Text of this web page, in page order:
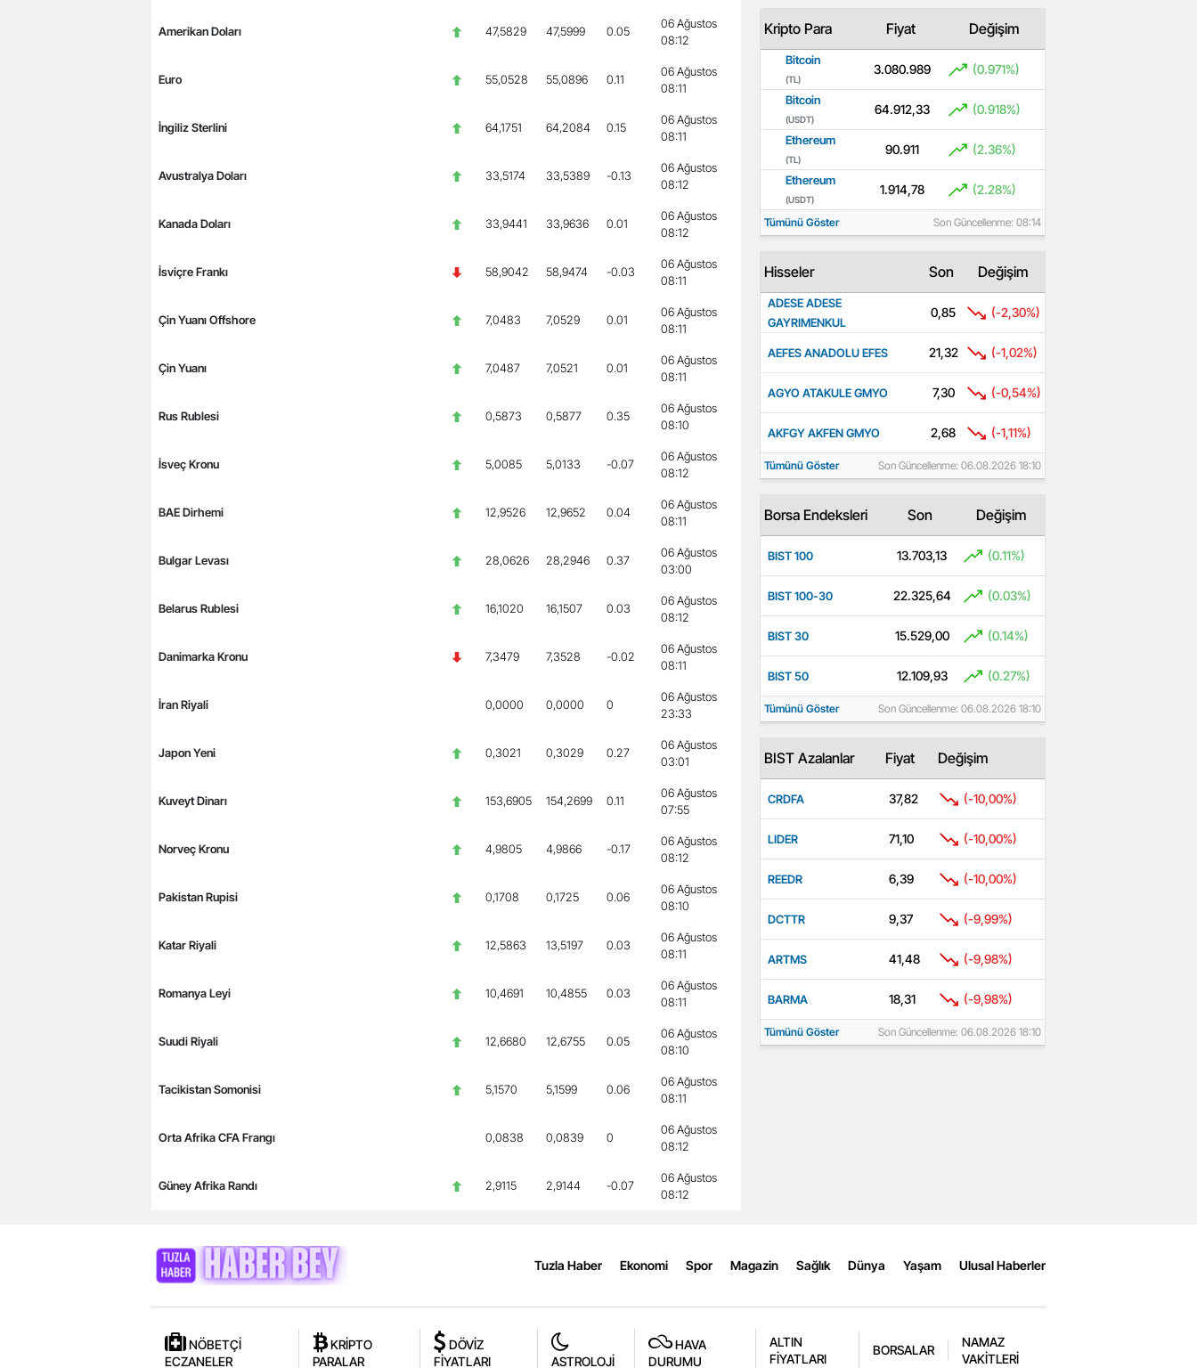
Amerikan Doları 47,5829 47,5999 0.05
06 Ağustos
08:12
Euro 55,0528 55,0896 0.11
06 Ağustos
08:11
İngiliz Sterlini 64,1751 64,2084 0.15
06 Ağustos
08:11
Avustralya Doları 33,5174 33,5389 -0.13
06 Ağustos
08:12
Kanada Doları 33,9441 33,9636 0.01
06 Ağustos
08:12
İsviçre Frankı 58,9042 58,9474 -0.03
06 Ağustos
08:11
Çin Yuanı Offshore 7,0483 7,0529 0.01
06 Ağustos
08:11
Çin Yuanı 7,0487 7,0521 0.01
06 Ağustos
08:11
Rus Rublesi 0,5873 0,5877 0.35
06 Ağustos
08:10
İsveç Kronu 5,0085 5,0133 -0.07
06 Ağustos
08:12
BAE Dirhemi 12,9526 12,9652 0.04
06 Ağustos
08:11
Bulgar Levası 28,0626 28,2946 0.37
06 Ağustos
03:00
Belarus Rublesi 16,1020 16,1507 0.03
06 Ağustos
08:12
Danimarka Kronu 7,3479 7,3528 -0.02
06 Ağustos
08:11
İran Riyali 0,0000 0,0000 0
06 Ağustos
23:33
Japon Yeni 0,3021 0,3029 0.27
06 Ağustos
03:01
Kuveyt Dinarı 153,6905 154,2699 0.11
06 Ağustos
07:55
Norveç Kronu 4,9805 4,9866 -0.17
06 Ağustos
08:12
Pakistan Rupisi 0,1708 0,1725 0.06
06 Ağustos
08:10
Katar Riyali 12,5863 13,5197 0.03
06 Ağustos
08:11
Romanya Leyi 10,4691 10,4855 0.03
06 Ağustos
08:11
Suudi Riyali 12,6680 12,6755 0.05
06 Ağustos
08:10
Tacikistan Somonisi 5,1570 5,1599 0.06
06 Ağustos
08:11
Orta Afrika CFA Frangı 0,0838 0,0839 0
06 Ağustos
08:12
Güney Afrika Randı 2,9115 2,9144 -0.07
06 Ağustos
08:12
Kripto Para Fiyat Değişim
Bitcoin
(TL)
3.080.989 (0.971%)
Bitcoin
(USDT)
64.912,33 (0.918%)
Ethereum
(TL)
90.911 (2.36%)
Ethereum
(USDT)
1.914,78 (2.28%)
Tümünü Göster Son Güncellenme: 08:14
Hisseler Son Değişim
ADESE ADESE
GAYRIMENKUL
0,85 (-2,30%)
AEFES ANADOLU EFES 21,32 (-1,02%)
AGYO ATAKULE GMYO 7,30 (-0,54%)
AKFGY AKFEN GMYO 2,68 (-1,11%)
Tümünü Göster Son Güncellenme: 06.08.2026 18:10
Borsa Endeksleri Son Değişim
BIST 100 13.703,13 (0.11%)
BIST 100-30 22.325,64 (0.03%)
BIST 30 15.529,00 (0.14%)
BIST 50 12.109,93 (0.27%)
Tümünü Göster Son Güncellenme: 06.08.2026 18:10
BIST Azalanlar Fiyat Değişim
CRDFA 37,82 (-10,00%)
LIDER 71,10 (-10,00%)
REEDR 6,39 (-10,00%)
DCTTR 9,37 (-9,99%)
ARTMS 41,48 (-9,98%)
BARMA 18,31 (-9,98%)
Tümünü Göster Son Güncellenme: 06.08.2026 18:10
Tuzla Haber Ekonomi Spor Magazin Sağlık Dünya Yaşam Ulusal Haberler
NÖBETÇİ
ECZANELER
KRİPTO
PARALAR
DÖVİZ
FİYATLARI
ASTROLOJİ
HAVA
DURUMU
ALTIN
FİYATLARI
BORSALAR
NAMAZ
VAKİTLERİ